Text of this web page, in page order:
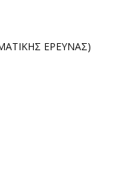
ΕΡΕΥΝΑΣ)